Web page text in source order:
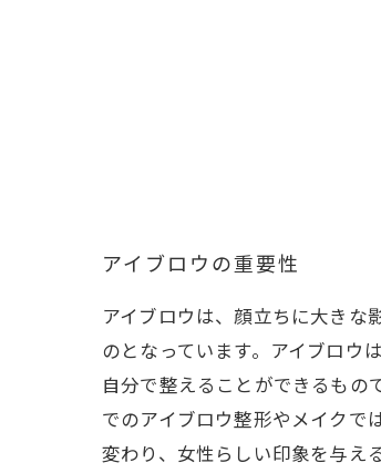
アイブロウの重要性
アイブロウは、顔立ちに大きな
のとなっています。アイブロウ
自分で整えることができるもの
でのアイブロウ整形やメイクで
変わり、女性らしい印象を与え